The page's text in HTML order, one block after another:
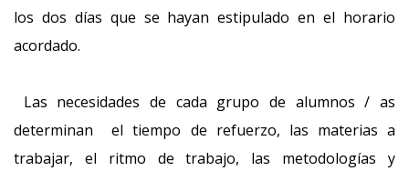
los dos días que se hayan estipulado en el horario
acordado.
Las necesidades de cada grupo de alumnos / as
determinan el tiempo de refuerzo, las materias a
trabajar, el ritmo de trabajo, las metodologías y